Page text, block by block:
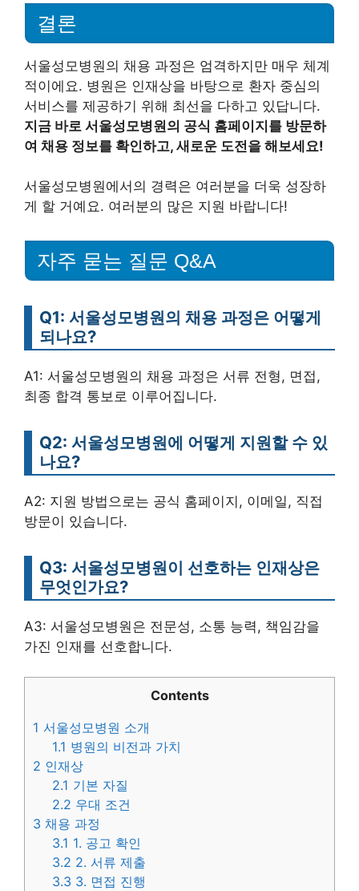
결론
서울성모병원의 채용 과정은 엄격하지만 매우 체계
적이에요. 병원은 인재상을 바탕으로 환자 중심의
서비스를 제공하기 위해 최선을 다하고 있답니다.
지금 바로 서울성모병원의 공식 홈페이지를 방문하
여 채용 정보를 확인하고, 새로운 도전을 해보세요!
서울성모병원에서의 경력은 여러분을 더욱 성장하
게 할 거예요. 여러분의 많은 지원 바랍니다!
자주 묻는 질문 Q&A
Q1: 서울성모병원의 채용 과정은 어떻게
되나요?
A1: 서울성모병원의 채용 과정은 서류 전형, 면접,
최종 합격 통보로 이루어집니다.
Q2: 서울성모병원에 어떻게 지원할 수 있
나요?
A2: 지원 방법으로는 공식 홈페이지, 이메일, 직접
방문이 있습니다.
Q3: 서울성모병원이 선호하는 인재상은
무엇인가요?
A3: 서울성모병원은 전문성, 소통 능력, 책임감을
가진 인재를 선호합니다.
Contents
1 서울성모병원 소개
1.1 병원의 비전과 가치
2 인재상
2.1 기본 자질
2.2 우대 조건
3 채용 과정
3.1 1. 공고 확인
3.2 2. 서류 제출
3.3 3. 면접 진행